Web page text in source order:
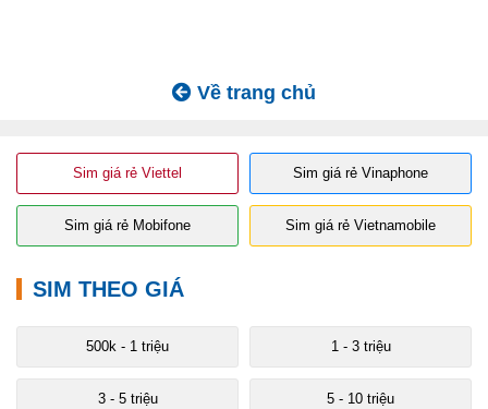
Về trang chủ
Sim giá rẻ Viettel Sim giá rẻ Vinaphone
Sim giá rẻ Mobifone Sim giá rẻ Vietnamobile
SIM THEO GIÁ
500k - 1 triệu 1 - 3 triệu
3 - 5 triệu 5 - 10 triệu